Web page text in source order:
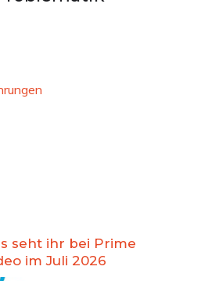
seht ihr bei Prime
im Juli 2026